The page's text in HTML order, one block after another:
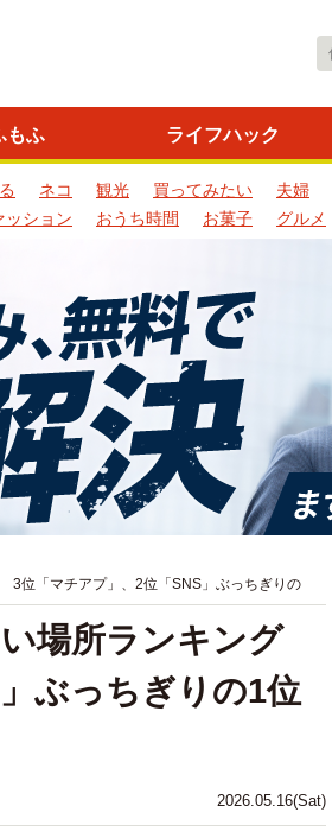
もふ ライフハック
ネコ 観光 買ってみたい 夫婦
ッション おうち時間 お菓子 グルメ
位「マチアプ」、2位「SNS」ぶっちぎりの
2026.05.16(Sat)
場所ランキング
ぶっちぎりの1位